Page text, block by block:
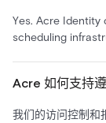
Yes. Acre Identity
scheduling
Acre 如何支持
我们的访问控制和